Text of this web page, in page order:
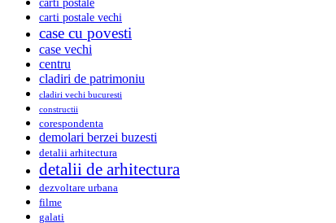
carti postale vechi
case cu povesti
case vechi
centru
cladiri de patrimoniu
cladiri vechi bucuresti
constructii
corespondenta
demolari berzei buzesti
detalii arhitectura
detalii de arhitectura
dezvoltare urbana
filme
galati